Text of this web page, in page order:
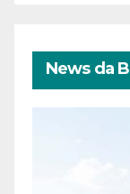
News da